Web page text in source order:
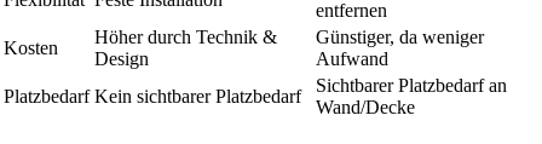
entfernen
Kosten
Höher durch Technik &
Design
Günstiger, da weniger
Aufwand
Platzbedarf Kein sichtbarer Platzbedarf
Sichtbarer Platzbedarf an
Wand/Decke